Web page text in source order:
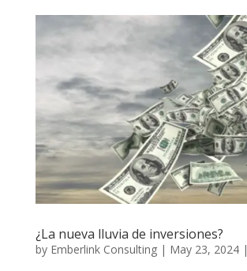
¿La nueva lluvia de inversiones?
by Emberlink Consulting| May 23, 2024|